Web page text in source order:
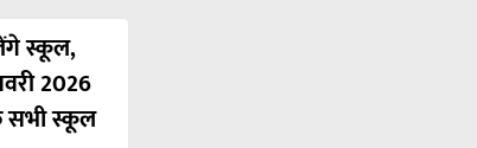
स्कूल,
2026
सभी स्कूल